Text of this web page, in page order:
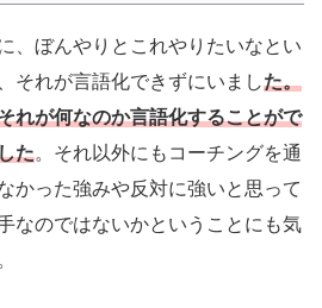
、ぼんやりとこれやりたいなとい
それが言語化できずにいました。
れが何なのか言語化することがで
た。それ以外にもコーチングを通
かった強みや反対に強いと思って
なのではないかということにも気